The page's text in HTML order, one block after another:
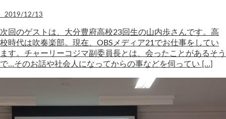
2019/12/13
次回のゲストは、大分豊府高校23回生の山内歩さんです。高
校時代は吹奏楽部。現在、OBSメディア21でお仕事をしてい
ます。チャーリーコジマ副委員長とは、会ったことがあるそう
で…そのお話や社会人になってからの事などを伺ってい […]